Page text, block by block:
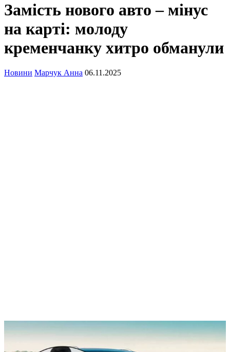
Замість нового авто – мінус
на карті: молоду
кременчанку хитро обманули
Новини Марчук Анна 06.11.2025